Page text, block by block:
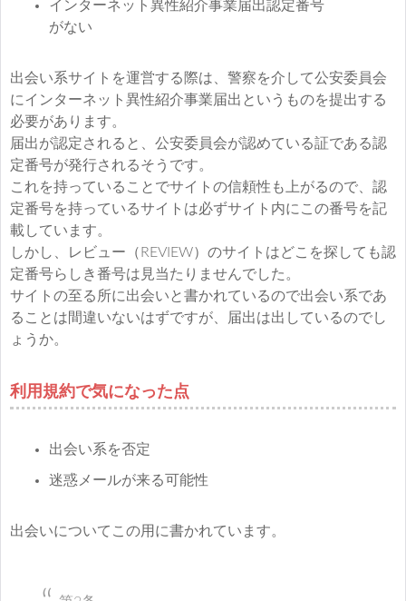
インターネット異性紹介事業届出認定番号
がない
出会い系サイトを運営する際は、警察を介して公安委員会
にインターネット異性紹介事業届出というものを提出する
必要があります。
届出が認定されると、公安委員会が認めている証である認
定番号が発行されるそうです。
これを持っていることでサイトの信頼性も上がるので、認
定番号を持っているサイトは必ずサイト内にこの番号を記
載しています。
しかし、レビュー（REVIEW）のサイトはどこを探しても認
定番号らしき番号は見当たりませんでした。
サイトの至る所に出会いと書かれているので出会い系であ
ることは間違いないはずですが、届出は出しているのでし
ょうか。
利用規約で気になった点
出会い系を否定
迷惑メールが来る可能性
出会いについてこの用に書かれています。